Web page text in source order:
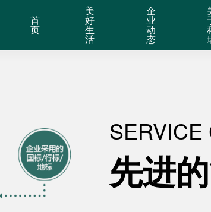
首
页
美
好
生
活
企
业
动
态
SERVICE
先进